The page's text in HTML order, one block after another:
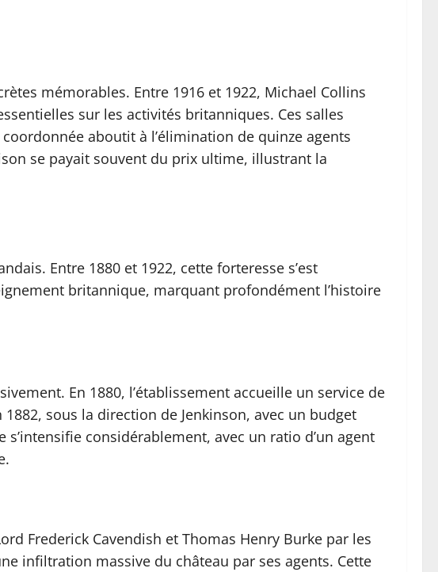
mémorables. Entre 1916 et 1922, Michael Collins
sur les activités britanniques. Ces salles
aboutit à l’élimination de quinze agents
se payait souvent du prix ultime, illustrant la
Entre 1880 et 1922, cette forteresse s’est
britannique, marquant profondément l’histoire
En 1880, l’établissement accueille un service de
sous la direction de Jenkinson, avec un budget
considérablement, avec un ratio d’un agent
Frederick Cavendish et Thomas Henry Burke par les
infiltration massive du château par ses agents. Cette